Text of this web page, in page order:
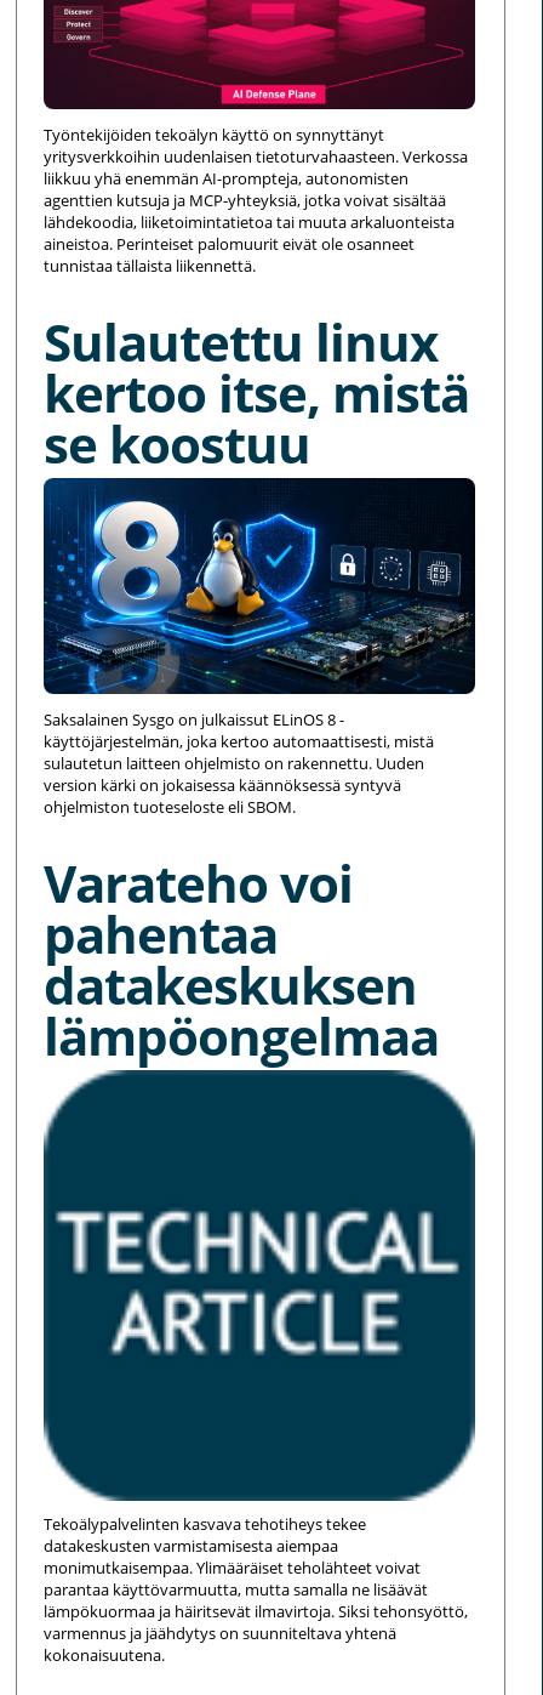
Työntekijöiden tekoälyn käyttö on synnyttänyt
yritysverkkoihin uudenlaisen tietoturvahaasteen. Verkossa
liikkuu yhä enemmän AI-prompteja, autonomisten
agenttien kutsuja ja MCP-yhteyksiä, jotka voivat sisältää
lähdekoodia, liiketoimintatietoa tai muuta arkaluonteista
aineistoa. Perinteiset palomuurit eivät ole osanneet
tunnistaa tällaista liikennettä.
Sulautettu linux
kertoo itse, mistä
se koostuu
Saksalainen Sysgo on julkaissut ELinOS 8 -
käyttöjärjestelmän, joka kertoo automaattisesti, mistä
sulautetun laitteen ohjelmisto on rakennettu. Uuden
version kärki on jokaisessa käännöksessä syntyvä
ohjelmiston tuoteseloste eli SBOM.
Varateho voi
pahentaa
datakeskuksen
lämpöongelmaa
Tekoälypalvelinten kasvava tehotiheys tekee
datakeskusten varmistamisesta aiempaa
monimutkaisempaa. Ylimääräiset teholähteet voivat
parantaa käyttövarmuutta, mutta samalla ne lisäävät
lämpökuormaa ja häiritsevät ilmavirtoja. Siksi tehonsyöttö,
varmennus ja jäähdytys on suunniteltava yhtenä
kokonaisuutena.